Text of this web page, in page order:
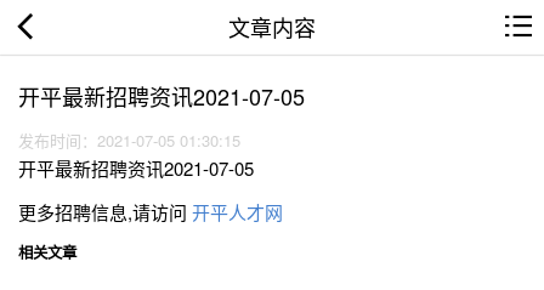
文章内容
开平最新招聘资讯2021-07-05
发布时间：2021-07-05 01:30:15
开平最新招聘资讯2021-07-05
更多招聘信息,请访问 开平人才网
相关文章